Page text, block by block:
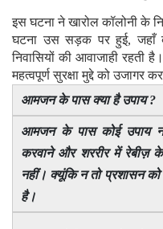
इस घटना ने खारोल कॉलोनी के
घटना उस सड़क पर हुई, जहाँ
निवासियों की आवाजाही रहती
महत्वपूर्ण सुरक्षा मुद्दे को उजागर
आमजन के पास क्या है उपाय ?
आमजन के पास कोई उपाय
करवाने और शररीर में रेबीज़
नहीं। क्यूंकि न तो प्रशासन को
है।